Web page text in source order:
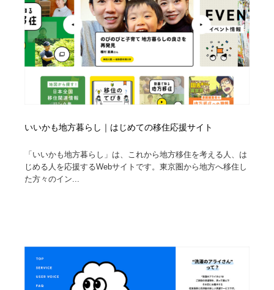
いいかも地方暮らし｜はじめての移住応援サイト
「いいかも地方暮らし」は、これから地方移住を考える人、は
じめる人を応援するWebサイトです。東京圏から地方へ移住し
た方々のイン...